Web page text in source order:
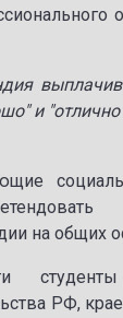
и
на общих
студенты
РФ,